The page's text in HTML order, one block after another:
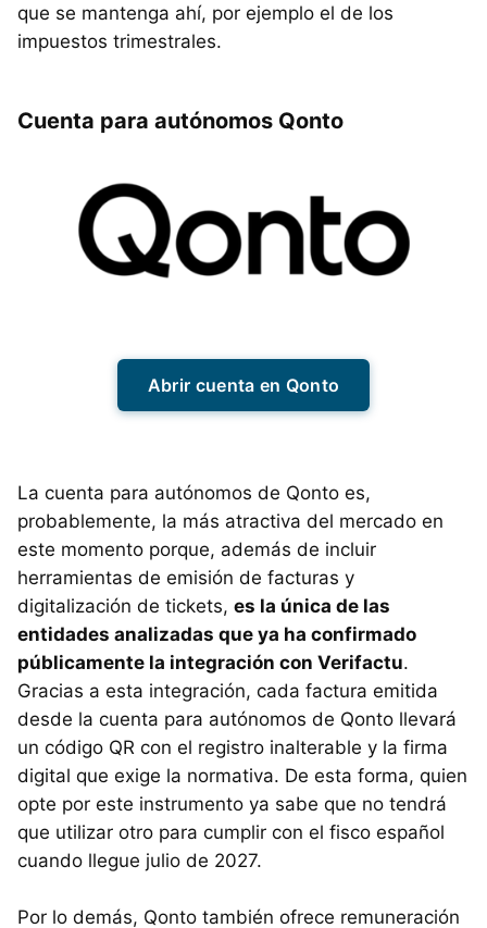
que se mantenga ahí, por ejemplo el de los
impuestos trimestrales.
Cuenta para autónomos Qonto
Abrir cuenta en Qonto
La cuenta para autónomos de Qonto es,
probablemente, la más atractiva del mercado en
este momento porque, además de incluir
herramientas de emisión de facturas y
digitalización de tickets, es la única de las
entidades analizadas que ya ha confirmado
públicamente la integración con Verifactu.
Gracias a esta integración, cada factura emitida
desde la cuenta para autónomos de Qonto llevará
un código QR con el registro inalterable y la firma
digital que exige la normativa. De esta forma, quien
opte por este instrumento ya sabe que no tendrá
que utilizar otro para cumplir con el fisco español
cuando llegue julio de 2027.
Por lo demás, Qonto también ofrece remuneración